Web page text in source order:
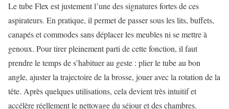
Le tube Flex est justement l’une des signatures fortes de ces
aspirateurs. En pratique, il permet de passer sous les lits, buffets,
canapés et commodes sans déplacer les meubles ni se mettre à
genoux. Pour tirer pleinement parti de cette fonction, il faut
prendre le temps de s’habituer au geste : plier le tube au bon
angle, ajuster la trajectoire de la brosse, jouer avec la rotation de la
tête. Après quelques utilisations, cela devient très intuitif et
accélère réellement le nettoyage du séjour et des chambres.